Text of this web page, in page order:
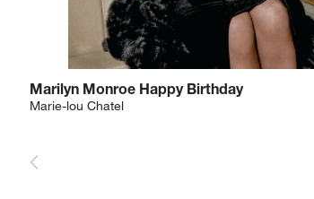
Marilyn Monroe Happy Birthday
Marie-lou Chatel